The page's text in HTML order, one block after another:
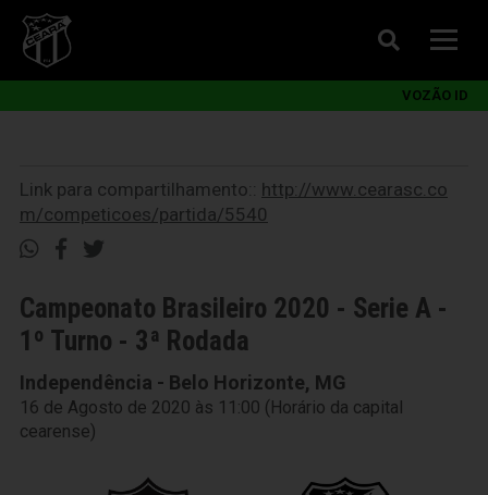
VOZÃO ID
Link para compartilhamento:: http://www.cearasc.co
m/competicoes/partida/5540
Campeonato Brasileiro 2020 - Serie A -
1º Turno - 3ª Rodada
Independência - Belo Horizonte, MG
16 de Agosto de 2020 às 11:00 (Horário da capital
cearense)